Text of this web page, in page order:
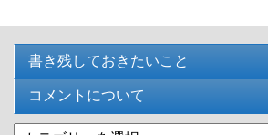
書き残しておきたいこと
コメントについて